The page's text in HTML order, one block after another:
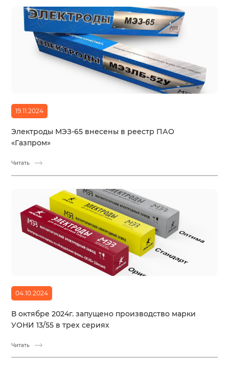
19.11.2024
Электроды МЭЗ-65 внесены в реестр ПАО
«Газпром»
Читать
04.10.2024
В октябре 2024г. запущено производство марки
УОНИ 13/55 в трех сериях
Читать